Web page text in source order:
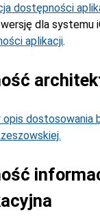
dostępności
wersję dla systemu
aplikacji.
opis dostosowania